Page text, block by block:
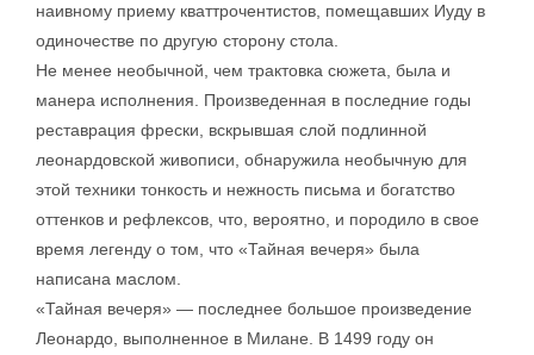
наивному приему кваттрочентистов, помещавших Иуду в
одиночестве по другую сторону стола.
Не менее необычной, чем трактовка сюжета, была и
манера исполнения. Произведенная в последние годы
реставрация фрески, вскрывшая слой подлинной
леонардовской живописи, обнаружила необычную для
этой техники тонкость и нежность письма и богатство
оттенков и рефлексов, что, вероятно, и породило в свое
время легенду о том, что «Тайная вечеря» была
написана маслом.
«Тайная вечеря» — последнее большое произведение
Леонардо, выполненное в Милане. В 1499 году он